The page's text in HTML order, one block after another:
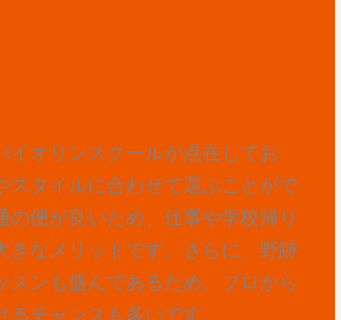
イオリンスクールが点在してお
スタイルに合わせて選ぶことがで
の便が良いため、仕事や学校帰り
きなメリットです。さらに、野跡
スンも盛んであるため、プロから
チャンスも多いです。